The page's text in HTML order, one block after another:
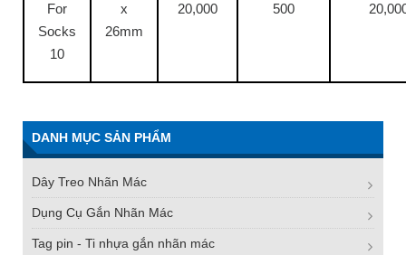
For
Socks
10
x
26mm
20,000 500
DANH MỤC SẢN PHẨM
Dây Treo Nhãn Mác
Dụng Cụ Gắn Nhãn Mác
Tag pin - Ti nhựa gắn nhãn mác